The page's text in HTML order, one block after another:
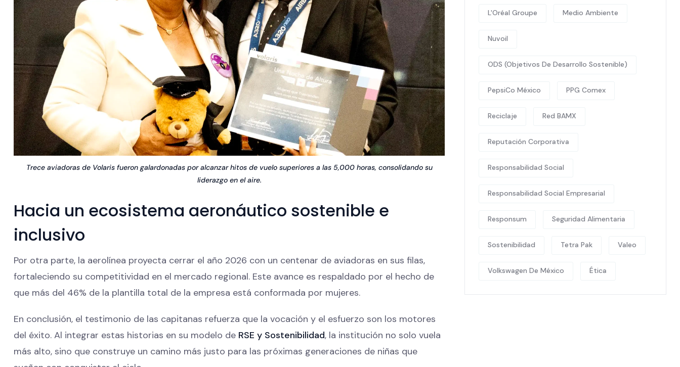
Trece aviadoras de Volaris fueron galardonadas por alcanzar hitos de vuelo superiores a las 5,000 horas, consolidando su
liderazgo en el aire.
Hacia un ecosistema aeronáutico sostenible e
inclusivo
Por otra parte, la aerolínea proyecta cerrar el año 2026 con un centenar de aviadoras en sus filas,
fortaleciendo su competitividad en el mercado regional. Este avance es respaldado por el hecho de
que más del 46% de la plantilla total de la empresa está conformada por mujeres.
En conclusión, el testimonio de las capitanas refuerza que la vocación y el esfuerzo son los motores
del éxito. Al integrar estas historias en su modelo de RSE y Sostenibilidad, la institución no solo vuela
más alto, sino que construye un camino más justo para las próximas generaciones de niñas que
L'Oréal Groupe Medio Ambiente
Nuvoil
ODS (Objetivos De Desarrollo Sostenible)
PepsiCo México PPG Comex
Reciclaje Red BAMX
Reputación Corporativa
Responsabilidad Social
Responsabilidad Social Empresarial
Responsum Seguridad Alimentaria
Sostenibilidad Tetra Pak Valeo
Volkswagen De México Ética